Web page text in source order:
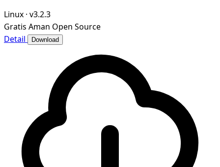
Linux · v3.2.3
Gratis Aman Open Source
Detail
Download